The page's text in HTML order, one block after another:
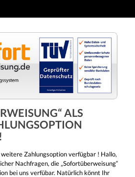
ALS
weitere Zahlungsoption verfügbar ! Hallo,
Nachfragen, die „Sofortüberweisung“
bei uns verfübar. Natürlich könnt Ihr